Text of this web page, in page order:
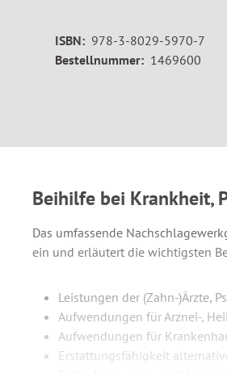
ISBN: 978-3-8029-5970-7
Bestellnummer: 1469600
Beihilfe bei Krankheit,
Das umfassende
ein und erläutert die wichtigsten
Leistungen der (Zahn-)Ärzte,
Aufwendungen für Arznei-,
Aufwendungen für
Erstattungsfähigkeit